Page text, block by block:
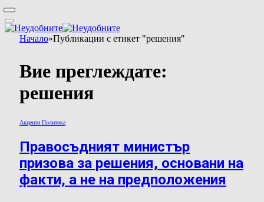
Начало»Публикации с етикет "решения"
Вие преглеждате:
решения
Акценти Политика
Правосъдният министър
призова за решения, основани на
факти, а не на предположения